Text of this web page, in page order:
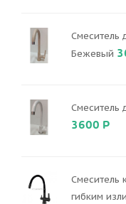
Смеситель
Бежевый
Смеситель
3600 Р
Смеситель
гибким